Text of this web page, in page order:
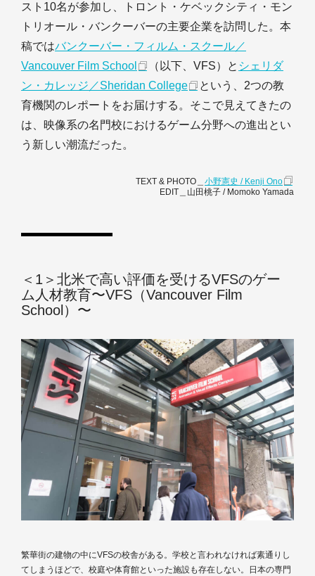
スト10名が参加し、トロント・ケベックシティ・モン
トリオール・バンクーバーの主要企業を訪問した。本
稿ではバンクーバー・フィルム・スクール／
Vancouver Film School
（以下、VFS）と シェリダ
ン・カレッジ／Sheridan College
という、2つの教
育機関のレポートをお届けする。そこで見えてきたの
は、映像系の名門校におけるゲーム分野への進出とい
う新しい潮流だった。
TEXT & PHOTO＿ 小野憲史 / Kenji Ono
EDIT＿山田桃子 / Momoko Yamada
＜1＞北米で高い評価を受けるVFSのゲー
ム人材教育〜VFS（Vancouver Film
School）〜
繁華街の建物の中にVFSの校舎がある。学校と言われなければ素通りし
てしまうほどで、校庭や体育館といった施設も存在しない。日本の専門